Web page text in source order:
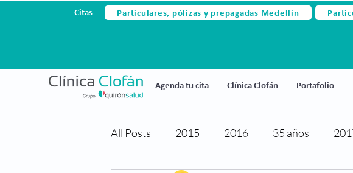
Citas Particulares, pólizas y prepagadas Medellín
Agenda tu cita Clínica Clofán Portafolio
All Posts 2015 2016 35 años